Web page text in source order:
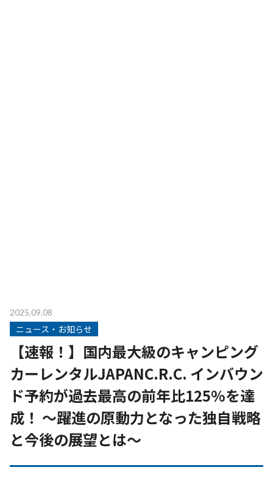
2025.09.08
ニュース・お知らせ
【速報！】国内最大級のキャンピング
カーレンタルJAPANC.R.C. インバウン
ド予約が過去最高の前年比125%を達
成！ ～躍進の原動力となった独自戦略
と今後の展望とは～